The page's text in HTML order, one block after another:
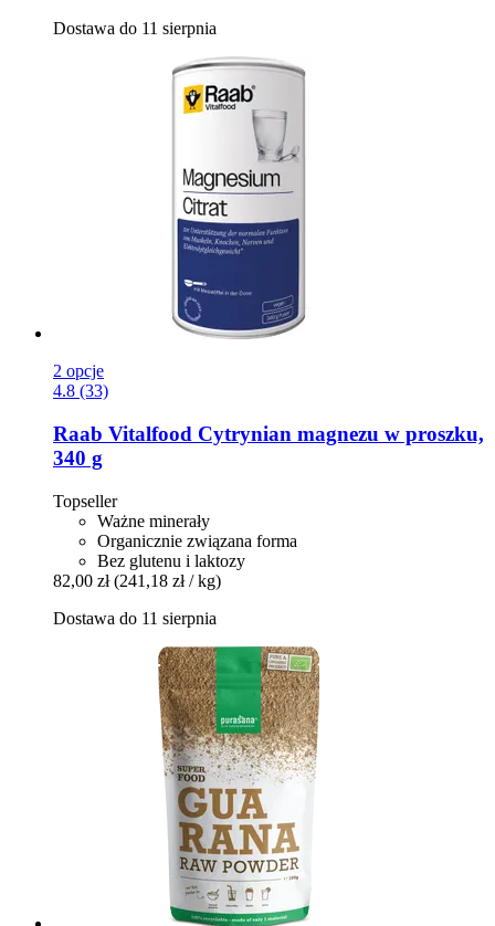
Dostawa do 11 sierpnia
2 opcje
4.8 (33)
Raab Vitalfood Cytrynian magnezu w proszku,
340 g
Topseller
Ważne minerały
Organicznie związana forma
Bez glutenu i laktozy
82,00 zł (241,18 zł / kg)
Dostawa do 11 sierpnia